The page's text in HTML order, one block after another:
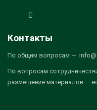
Контакты
По общим вопросам —
По вопросам
размещение материалов —